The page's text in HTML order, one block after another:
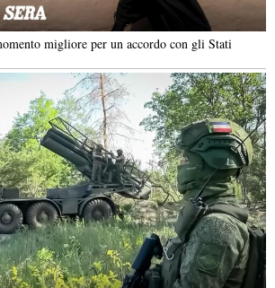
migliore per un accordo con gli Stati